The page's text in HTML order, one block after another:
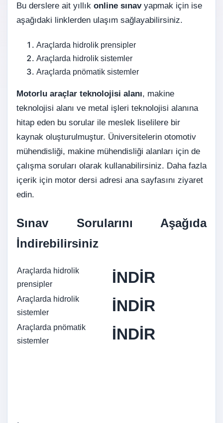
Bu derslere ait yıllık online sınavyapmak için ise
aşağıdaki linklerden ulaşım sağlayabilirsiniz.
Araçlarda hidrolik prensipler
Araçlarda hidrolik sistemler
Araçlarda pnömatik sistemler
Motorlu araçlar teknolojisi alanı, makine
teknolojisi alanı ve metal işleri teknolojisi alanına
hitap eden bu sorular ile meslek liselilere bir
kaynak oluşturulmuştur. Üniversitelerin otomotiv
mühendisliği, makine mühendisliği alanları için de
çalışma soruları olarak kullanabilirsiniz. Daha fazla
içerik için motor dersi adresi ana sayfasını ziyaret
edin.
Sınav Sorularını Aşağıda
İndirebilirsiniz
Araçlarda hidrolik
prensipler
İNDİR
Araçlarda hidrolik
sistemler
İNDİR
Araçlarda pnömatik
sistemler
İNDİR